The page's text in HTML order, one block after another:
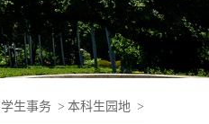
学生事务 > 本科生园地 >